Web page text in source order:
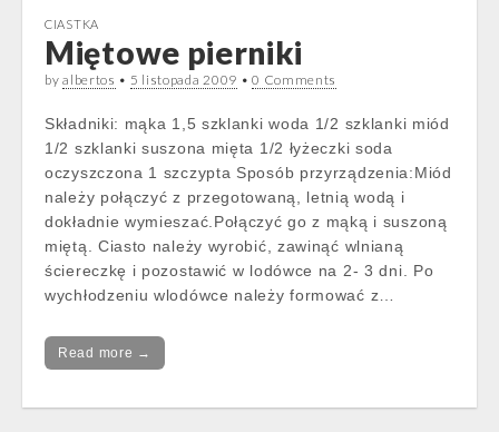
CIASTKA
Miętowe pierniki
byalbertos • 5 listopada 2009 •0 Comments
Składniki: mąka 1,5 szklanki woda 1/2 szklanki miód
1/2 szklanki suszona mięta 1/2 łyżeczki soda
oczyszczona 1 szczypta Sposób przyrządzenia:Miód
należy połączyć z przegotowaną, letnią wodą i
dokładnie wymieszać.Połączyć go z mąką i suszoną
miętą. Ciasto należy wyrobić, zawinąć wlnianą
ściereczkę i pozostawić w lodówce na 2- 3 dni. Po
wychłodzeniu wlodówce należy formować z…
Read more →